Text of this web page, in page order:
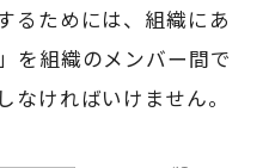
るためには、組織にあ
を組織のメンバー間で
ければいけません。